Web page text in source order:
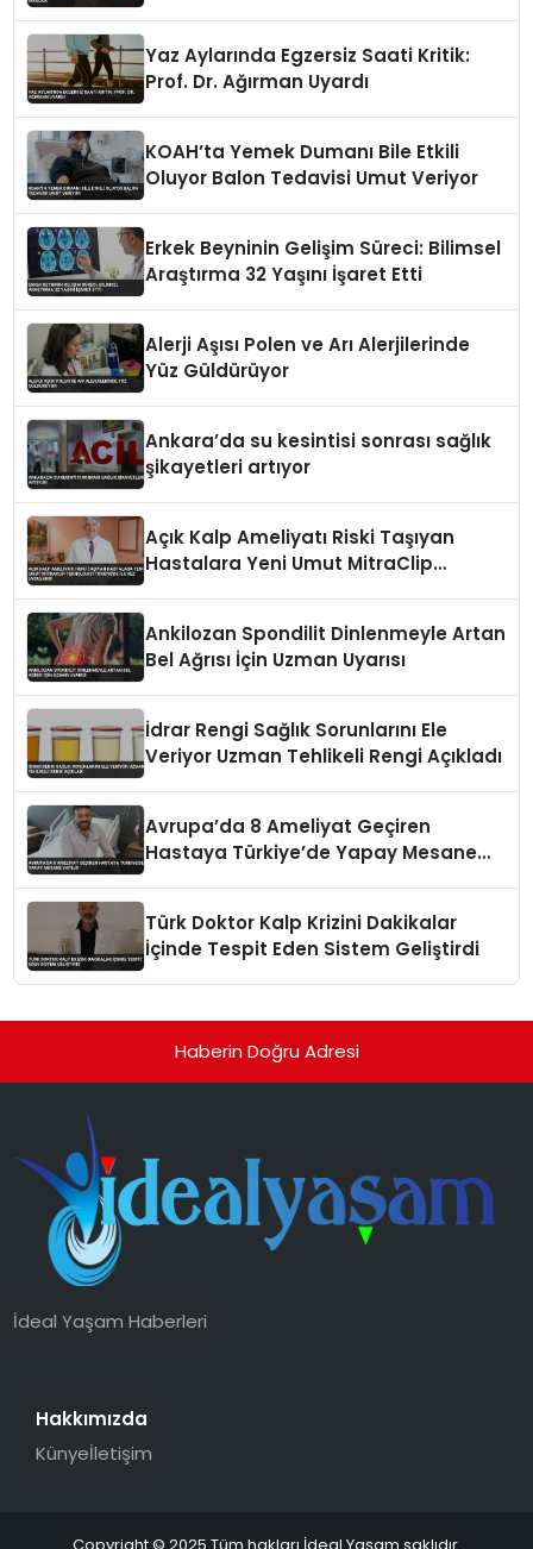
Yaz Aylarında Egzersiz Saati Kritik:
Prof. Dr. Ağırman Uyardı
KOAH’ta Yemek Dumanı Bile Etkili
Oluyor Balon Tedavisi Umut Veriyor
Erkek Beyninin Gelişim Süreci: Bilimsel
Araştırma 32 Yaşını İşaret Etti
Alerji Aşısı Polen ve Arı Alerjilerinde
Yüz Güldürüyor
Ankara’da su kesintisi sonrası sağlık
şikayetleri artıyor
Açık Kalp Ameliyatı Riski Taşıyan
Hastalara Yeni Umut MitraClip
Ankilozan Spondilit Dinlenmeyle Artan
Bel Ağrısı İçin Uzman Uyarısı
İdrar Rengi Sağlık Sorunlarını Ele
Veriyor Uzman Tehlikeli Rengi Açıkladı
Avrupa’da 8 Ameliyat Geçiren
Hastaya Türkiye’de Yapay Mesane
Türk Doktor Kalp Krizini Dakikalar
İçinde Tespit Eden Sistem Geliştirdi
Haberin Doğru Adresi
İdeal Yaşam Haberleri
Hakkımızda
Künyeİletişim